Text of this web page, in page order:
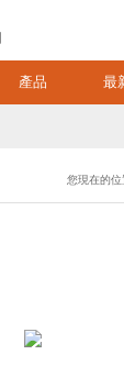
產品 最
您現在的位